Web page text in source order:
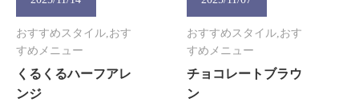
おすすめスタイル,おす
すめメニュー
くるくるハーフアレ
ンジ
おすすめスタイル,おす
すめメニュー
チョコレートブラウ
ン